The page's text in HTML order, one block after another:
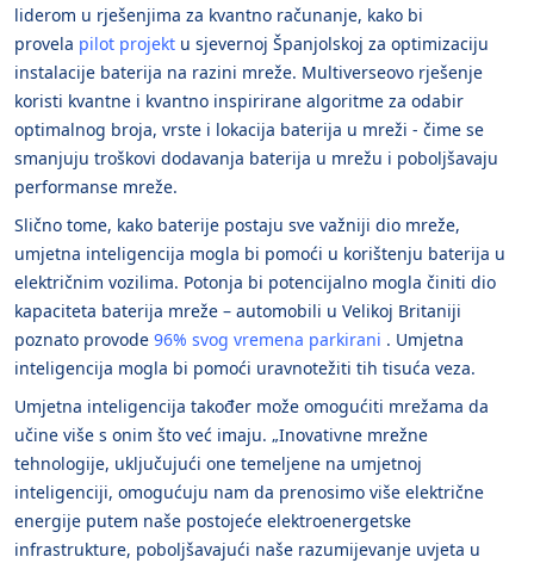
liderom u rješenjima za kvantno računanje, kako bi
provela pilot projekt u sjevernoj Španjolskoj za optimizaciju
instalacije baterija na razini mreže. Multiverseovo rješenje
koristi kvantne i kvantno inspirirane algoritme za odabir
optimalnog broja, vrste i lokacija baterija u mreži - čime se
smanjuju troškovi dodavanja baterija u mrežu i poboljšavaju
performanse mreže.
Slično tome, kako baterije postaju sve važniji dio mreže,
umjetna inteligencija mogla bi pomoći u korištenju baterija u
električnim vozilima. Potonja bi potencijalno mogla činiti dio
kapaciteta baterija mreže – automobili u Velikoj Britaniji
poznato provode 96% svog vremena parkirani . Umjetna
inteligencija mogla bi pomoći uravnotežiti tih tisuća veza.
Umjetna inteligencija također može omogućiti mrežama da
učine više s onim što već imaju. „Inovativne mrežne
tehnologije, uključujući one temeljene na umjetnoj
inteligenciji, omogućuju nam da prenosimo više električne
energije putem naše postojeće elektroenergetske
infrastrukture, poboljšavajući naše razumijevanje uvjeta u